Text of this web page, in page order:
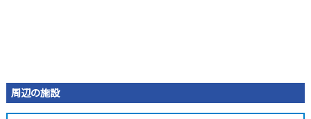
周辺の施設